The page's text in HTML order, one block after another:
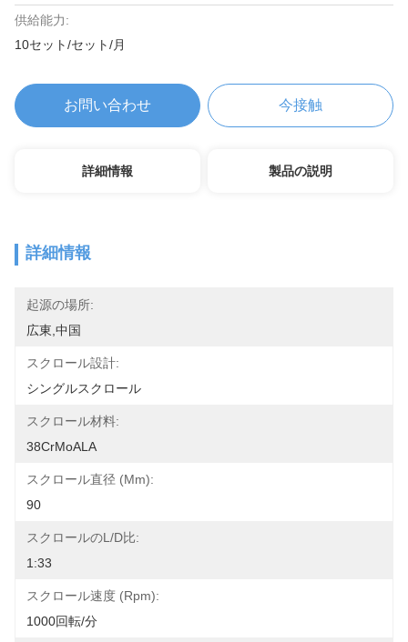
供給能力:
10セット/セット/月
お問い合わせ 今接触
詳細情報 製品の説明
詳細情報
起源の場所:
広東,中国
スクロール設計:
シングルスクロール
スクロール材料:
38CrMoALA
スクロール直径 (mm):
90
スクロールのL/D比:
1:33
スクロール速度 (rpm):
1000回転/分